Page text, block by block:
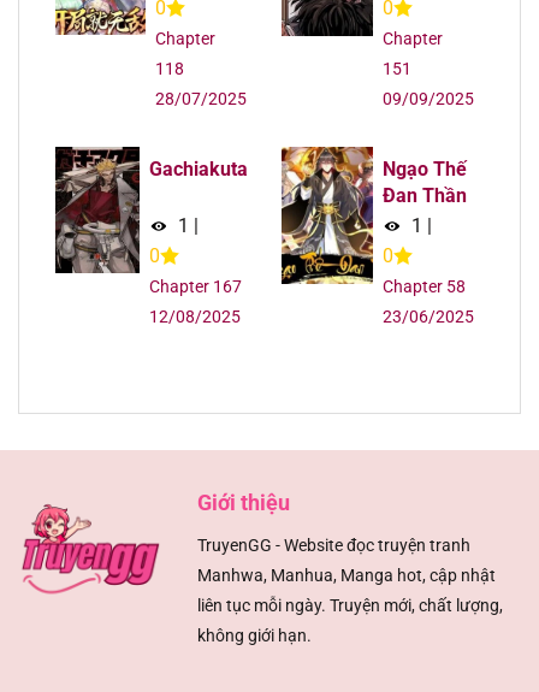
31/07/2025
Chapter 3 31/07/2025
Chapter 2 31/07/2025
31/07/2025
0
Chapter
118
28/07/2025
0
Chapter
151
09/09/2025
Gachiakuta
1 |
0
Chapter 167
12/08/2025
Ngạo Thế
Đan Thần
1 |
0
Chapter 58
23/06/2025
Giới thiệu
TruyenGG - Website đọc truyện tranh
Manhwa, Manhua, Manga hot, cập nhật
liên tục mỗi ngày. Truyện mới, chất lượng,
không giới hạn.